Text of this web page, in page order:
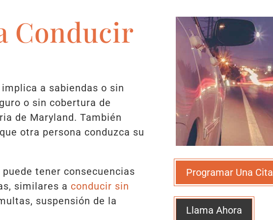
Conducir
a sabiendas o sin
o sin cobertura de
de Maryland. También
otra persona conduzca su
tener consecuencias
similares a conducir sin
suspensión de la
Programar Una Cita
Llama Ahora